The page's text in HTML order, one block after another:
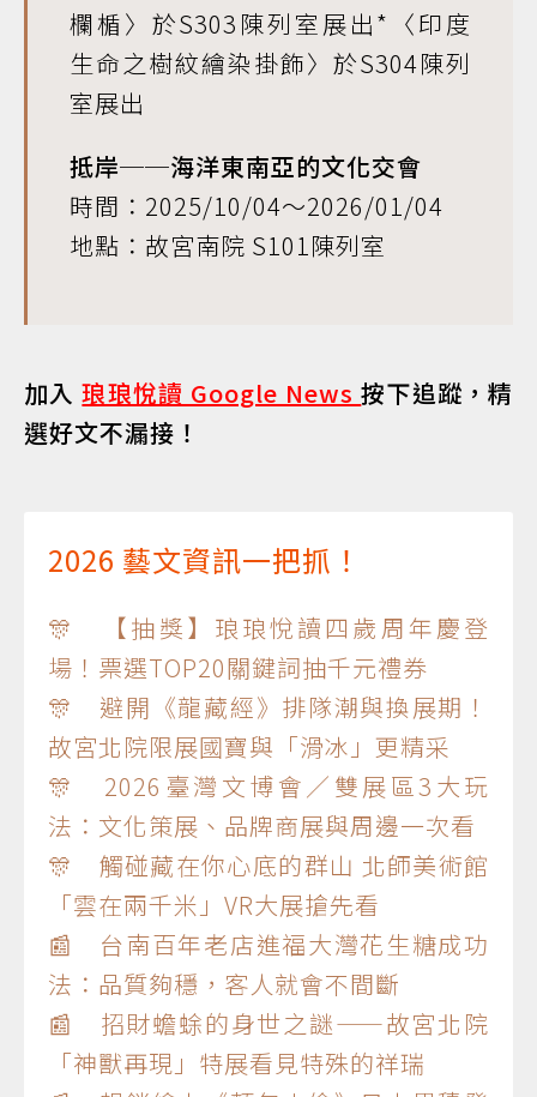
欄楯〉於S303陳列室展出*〈印度
生命之樹紋繪染掛飾〉於S304陳列
室展出
抵岸──海洋東南亞的文化交會
時間：2025/10/04～2026/01/04
地點：故宮南院 S101陳列室
加入琅琅悅讀 Google News按下追蹤，精
選好文不漏接！
2026 藝文資訊一把抓！
🎊 【抽獎】琅琅悅讀四歲周年慶登
場！票選TOP20關鍵詞抽千元禮券
🎊 避開《龍藏經》排隊潮與換展期！
故宮北院限展國寶與「滑冰」更精采
🎊 2026臺灣文博會／雙展區3大玩
法：文化策展、品牌商展與周邊一次看
🎊 觸碰藏在你心底的群山 北師美術館
「雲在兩千米」VR大展搶先看
📰 台南百年老店進福大灣花生糖成功
法：品質夠穩，客人就會不間斷
📰 招財蟾蜍的身世之謎——故宮北院
「神獸再現」特展看見特殊的祥瑞